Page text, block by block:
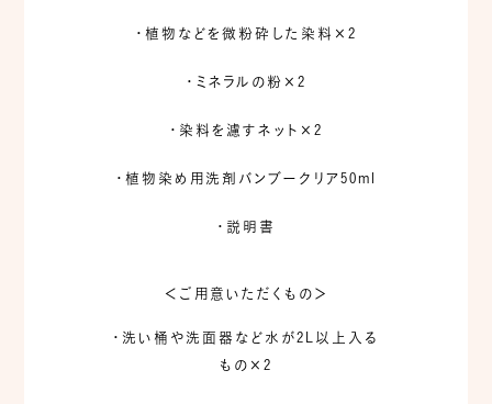
・植物などを微粉砕した染料×2
・ミネラルの粉×2
・染料を濾すネット×2
・植物染め用洗剤バンブークリア50ml
・説明書
＜ご用意いただくもの＞
・洗い桶や洗面器など水が2L以上入る
もの×2